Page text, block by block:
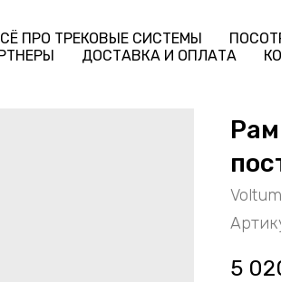
ПРО ТРЕКОВЫЕ СИСТЕМЫ
ДОСТАВКА И ОПЛАТА
Voltum
5